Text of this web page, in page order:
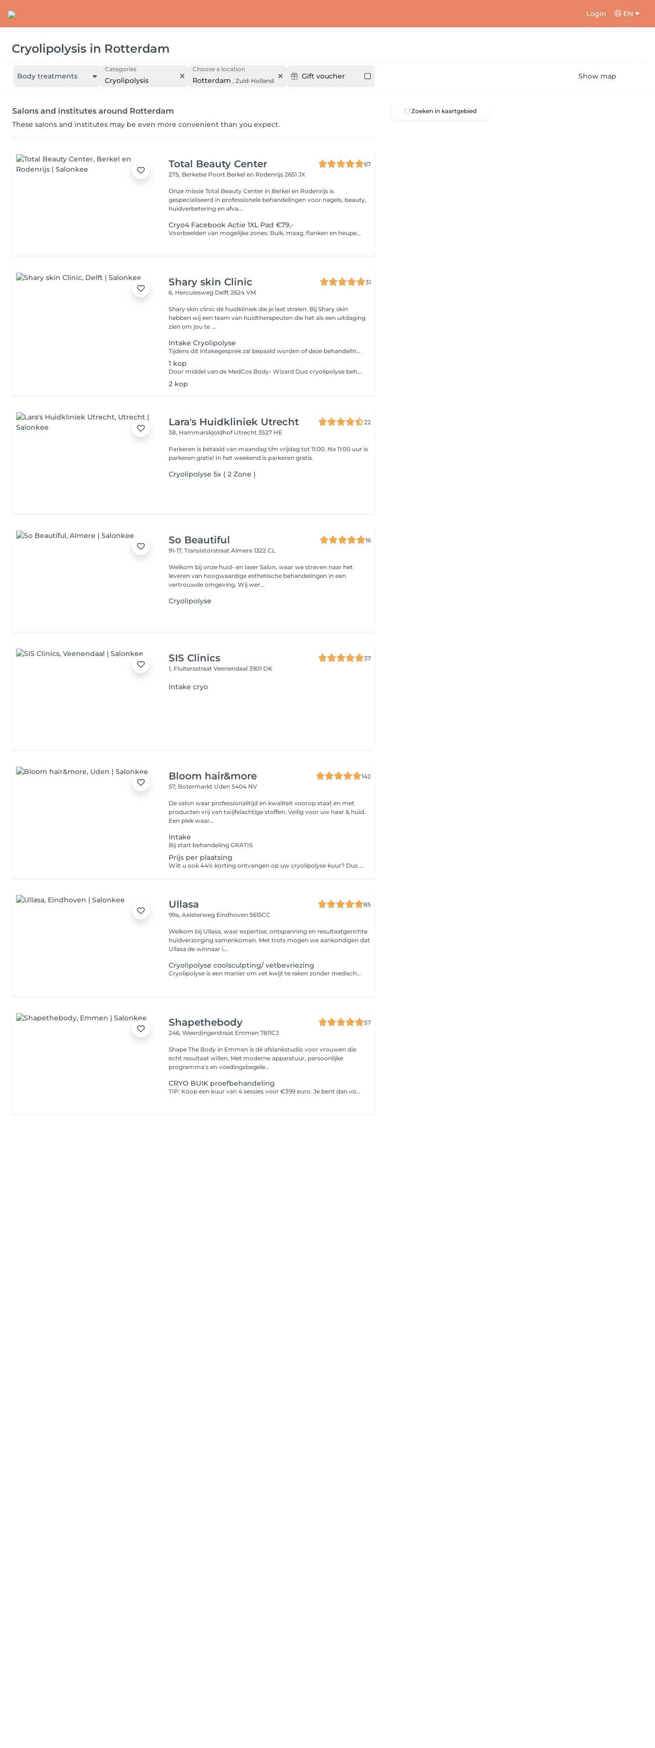
Login EN
Cryolipolysis in Rotterdam
Body treatments
Categories
Cryolipolysis
Choose a location
Rotterdam , Zuid-Holland
Gift voucher Show map
Salons and institutes around Rotterdam
These salons and institutes may be even more convenient than you expect.
Total Beauty Center
67
275, Berkelse Poort Berkel en Rodenrijs 2651 JX
Onze missie Total Beauty Center in Berkel en Rodenrijs is
gespecialiseerd in professionele behandelingen voor nagels, beauty,
huidverbetering en afva...
Cryo4 Facebook Actie 1XL Pad €79,-
Voorbeelden van mogelijke zones: Buik, maag, flanken en heupen Buik, heupen en armen Hele bovenbenen
Shary skin Clinic
31
6, Herculesweg Delft 2624 VM
Shary skin clinic dé huidkliniek die je laat stralen. Bij Shary skin
hebben wij een team van huidtherapeuten die het als een uitdaging
zien om jou te ...
Intake Cryolipolyse
Tijdens dit intakegesprek zal bepaald worden of deze behandeling geschikt is voor u, vervolgens wordt er samen met u een behandelplan opgesteld.
1 kop
Door middel van de MedCos Body- Wizard Duo cryolipolyse behandeling wordt het vet plaatselijk bevroren, wat vervolgens op een natuurlijke manier door het lichaam zal worden afgevoerd.
2 kop
Lara's Huidkliniek Utrecht
22
38, Hammarskjoldhof Utrecht 3527 HE
Parkeren is betaald van maandag t/m vrijdag tot 11:00. Na 11:00 uur is
parkeren gratis! In het weekend is parkeren gratis.
Cryolipolyse 5x ( 2 Zone )
So Beautiful
16
91-17, TransistorstraatAlmere 1322 CL
Welkom bij onze huid- en laser Salon, waar we streven naar het
leveren van hoogwaardige esthetische behandelingen in een
vertrouwde omgeving. Wij wer...
Cryolipolyse
SIS Clinics
37
1, FluitersstraatVeenendaal 3901 DK
Intake cryo
Bloom hair&more
142
57, Botermarkt Uden 5404 NV
De salon waar professionalitijd en kwaliteit voorop staat en met
producten vrij van twijfelachtige stoffen. Veilig voor uw haar & huid.
Een plek waar...
Intake
Bij start behandeling GRATIS
Prijs per plaatsing
Wilt u ook 44% korting ontvangen op uw cryolipolyse kuur? Dus altijd €98 per plaatsing betalen!
Ullasa
85
99a, Aalsterweg Eindhoven 5615CC
Welkom bij Ullasa, waar expertise, ontspanning en resultaatgerichte
huidverzorging samenkomen. Met trots mogen we aankondigen dat
Ullasa de winnaar i...
Cryolipolyse coolsculpting/ vetbevriezing
Cryolipolyse is een manier om vet kwijt te raken zonder medische ingreep. Kom je voor het eerst boek dan een intake gesprek. De kosten hiervan ontvang je als korting bij het starten van de behandelingen. Extra voordeel van 20% ontvang je bij aanschaf van een pakket van 4 behandelingen. Vraag hiernaar bij je intake gesprek
Shapethebody
57
246, Weerdingerstraat Emmen 7811CJ
Shape The Body in Emmen is dé afslankstudio voor vrouwen die
echt resultaat willen. Met moderne apparatuur, persoonlijke
programma's en voedingsbegele...
CRYO BUIK proefbehandeling
TIP: Koop een kuur van 4 sessies voor €399 euro. Je bent dan voordeliger uit dan losse sessies. Tijdens 1 sessie is het mogelijk buik en heupen / buik en love-handles / buik en rug (of bh vet) te behandelen.
Zoeken in kaartgebied